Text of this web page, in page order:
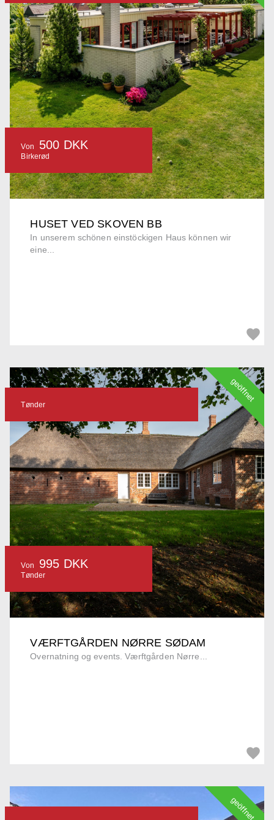
HUSET VED SKOVEN BB
In unserem schönen einstöckigen Haus können wir
eine...
Von 500 DKK
Birkerød
VÆRFTGÅRDEN NØRRE SØDAM
Overnatning og events. Værftgården Nørre...
Tønder
Von 995 DKK
Tønder
geöffnet
geöffnet